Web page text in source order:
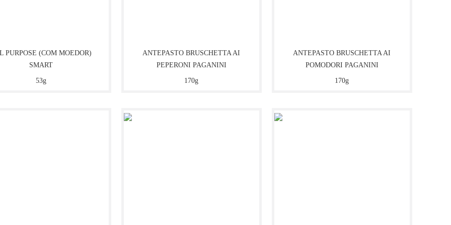
PURPOSE (COM MOEDOR)
SMART
53g
ANTEPASTO BRUSCHETTA AI
PEPERONI PAGANINI
170g
ANTEPASTO BRUSCHETTA AI
POMODORI PAGANINI
170g